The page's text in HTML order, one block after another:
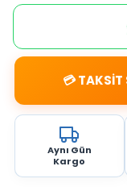
💳 TAKSİT
Aynı Gün
Kargo